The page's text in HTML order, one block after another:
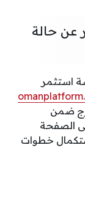
عن حالة
استثمر
ضمن
الصفحة
خطوات